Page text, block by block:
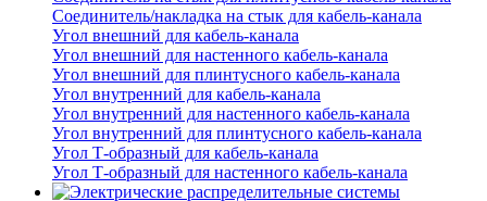
Соединитель/накладка на стык для кабель-канала
Угол внешний для кабель-канала
Угол внешний для настенного кабель-канала
Угол внешний для плинтусного кабель-канала
Угол внутренний для кабель-канала
Угол внутренний для настенного кабель-канала
Угол внутренний для плинтусного кабель-канала
Угол Т-образный для кабель-канала
Угол Т-образный для настенного кабель-канала